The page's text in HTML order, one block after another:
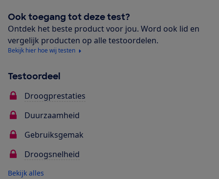
Ook toegang tot deze test?
Ontdek het beste product voor jou. Word ook lid en
vergelijk producten op alle testoordelen.
Bekijk hier hoe wij testen
Testoordeel
Droogprestaties
Duurzaamheid
Gebruiksgemak
Droogsnelheid
Bekijk alles